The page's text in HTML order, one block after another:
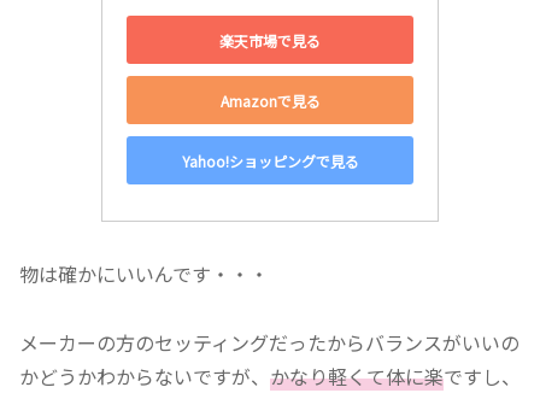
楽天市場で見る
Amazonで見る
Yahoo!ショッピングで見る
物は確かにいいんです・・・
メーカーの方のセッティングだったからバランスがいいの
かどうかわからないですが、 かなり軽くて体に楽ですし、